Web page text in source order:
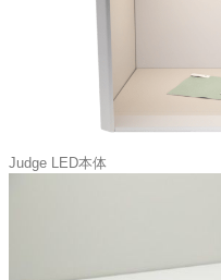
Judge LED本体